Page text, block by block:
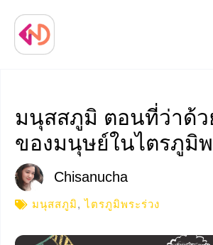
มนุสสภูมิ ตอนที่ว่าด้ว
ของมนุษย์ในไตรภูมิพ
Chisanucha
มนุสสภูมิ,ไตรภูมิพระร่วง